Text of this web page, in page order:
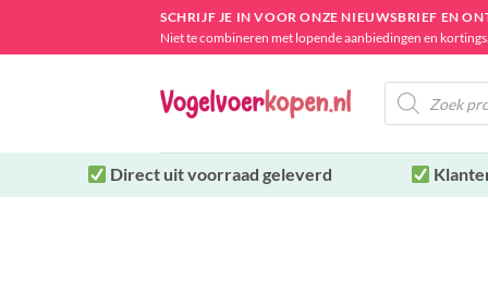
SCHRIJF JE IN VOOR ONZE NIEUWSBRIEF EN
Niet te combineren met lopende aanbiedingen en
Producten
zoeken
Direct uitvoorraad geleverd